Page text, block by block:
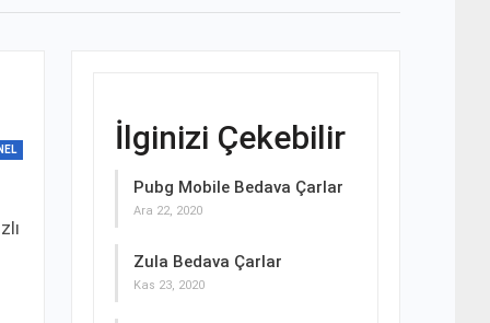
İlginizi Çekebilir
Pubg Mobile Bedava Çarlar
Ara 22, 2020
Zula Bedava Çarlar
Kas 23, 2020